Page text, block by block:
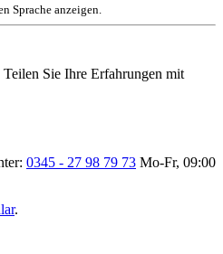
Sprache anzeigen.
Sie Ihre Erfahrungen mit
0345 - 27 98 79 73 Mo-Fr, 09:00
.